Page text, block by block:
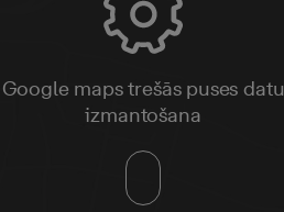
Google maps trešās puses datu
izmantošana